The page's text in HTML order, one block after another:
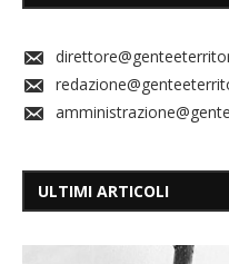
ULTIMI ARTICOLI